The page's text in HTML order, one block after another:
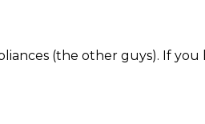
(the other guys). If you